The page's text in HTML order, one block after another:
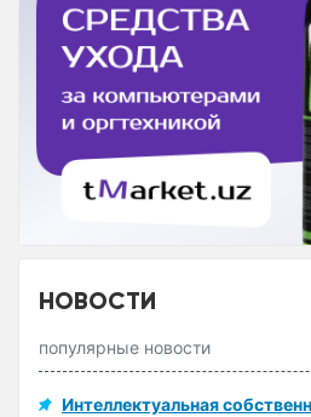
НОВОСТИ
популярные новости
Интеллектуальная